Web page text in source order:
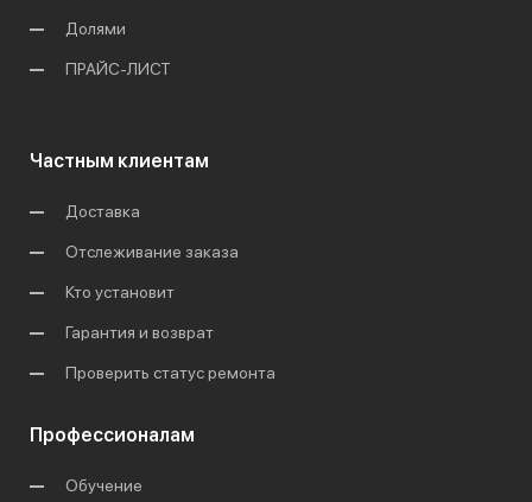
Долями
ПРАЙС-ЛИСТ
Частным клиентам
Доставка
Отслеживание заказа
Кто установит
Гарантия и возврат
Проверить статус ремонта
Профессионалам
Обучение